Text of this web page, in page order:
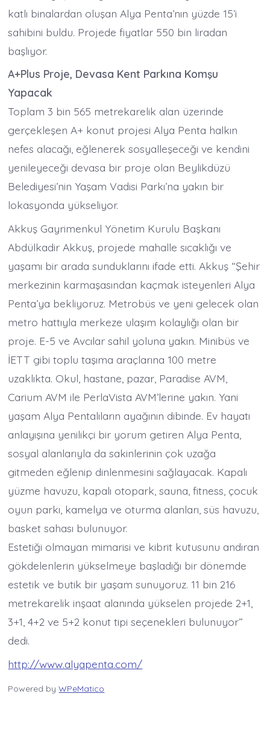
katlı binalardan oluşan Alya Penta’nın yüzde 15’i
sahibini buldu. Projede fiyatlar 550 bin liradan
başlıyor.
A+Plus Proje, Devasa Kent Parkına Komşu
Yapacak
Toplam 3 bin 565 metrekarelik alan üzerinde
gerçekleşen A+ konut projesi Alya Penta halkın
nefes alacağı, eğlenerek sosyalleşeceği ve kendini
yenileyeceği devasa bir proje olan Beylikdüzü
Belediyesi’nin Yaşam Vadisi Parkı’na yakın bir
lokasyonda yükseliyor.
Akkuş Gayrimenkul Yönetim Kurulu Başkanı
Abdülkadir Akkuş, projede mahalle sıcaklığı ve
yaşamı bir arada sunduklarını ifade etti. Akkuş “Şehir
merkezinin karmaşasından kaçmak isteyenleri Alya
Penta’ya bekliyoruz. Metrobüs ve yeni gelecek olan
metro hattıyla merkeze ulaşım kolaylığı olan bir
proje. E-5 ve Avcılar sahil yoluna yakın. Minibüs ve
İETT gibi toplu taşıma araçlarına 100 metre
uzaklıkta. Okul, hastane, pazar, Paradise AVM,
Carium AVM ile PerlaVista AVM’lerine yakın. Yani
yaşam Alya Pentalıların ayağının dibinde. Ev hayatı
anlayışına yenilikçi bir yorum getiren Alya Penta,
sosyal alanlarıyla da sakinlerinin çok uzağa
gitmeden eğlenip dinlenmesini sağlayacak. Kapalı
yüzme havuzu, kapalı otopark, sauna, fitness, çocuk
oyun parkı, kamelya ve oturma alanları, süs havuzu,
basket sahası bulunuyor.
Estetiği olmayan mimarisi ve kibrit kutusunu andıran
gökdelenlerin yükselmeye başladığı bir dönemde
estetik ve butik bir yaşam sunuyoruz. 11 bin 216
metrekarelik inşaat alanında yükselen projede 2+1,
3+1, 4+2 ve 5+2 konut tipi seçenekleri bulunuyor”
dedi.
http://www.alyapenta.com/
Powered byWPeMatico